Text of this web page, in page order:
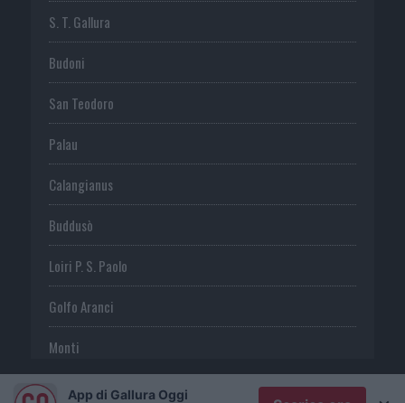
S. T. Gallura
Budoni
San Teodoro
Palau
Calangianus
Buddusò
Loiri P. S. Paolo
Golfo Aranci
Monti
TeltiApp di Gallura Oggi